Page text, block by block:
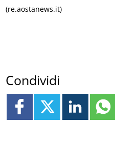
(re.aostanews.it)
Condividi